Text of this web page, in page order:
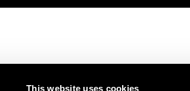
This website uses cookies